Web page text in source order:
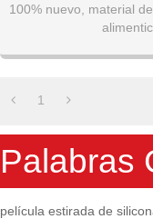
100% nuevo, material
verduras
1
Palabras
película estirada de